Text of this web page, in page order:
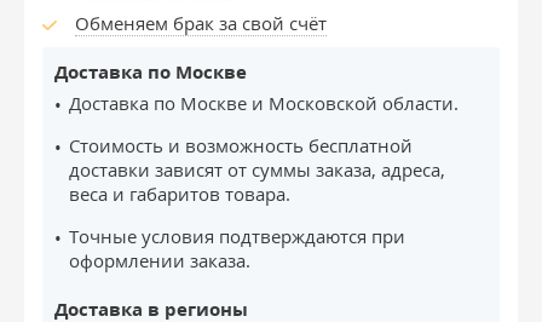
Обменяем брак за свой счёт
Доставка по Москве
Доставка по Москве и Московской области.
Стоимость и возможность бесплатной
доставки зависят от суммы заказа, адреса,
веса и габаритов товара.
Точные условия подтверждаются при
оформлении заказа.
Доставка в регионы